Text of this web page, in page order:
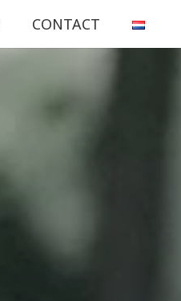
CONTACT